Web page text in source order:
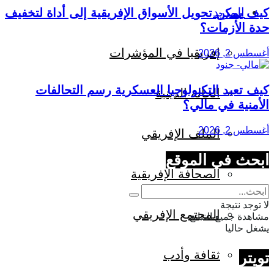
المزيد
إفريقيا في المؤشرات
الحالة الدينية
الملف الإفريقي
الصحافة الإفريقية
المجتمع الإفريقي
ثقافة وأدب
كيف يمكن تحويل الأسواق الإفريقية إلى أداة لتخفيف
حدة الأزمات؟
أغسطس 2, 2026
كيف تعيد التكنولوجيا العسكرية رسم التحالفات
الأمنية في مالي؟
أغسطس 2, 2026
ابحث في الموقع
لا توجد نتيجة
مشاهدة جميع النتائج
يشغل حاليا
تويتر